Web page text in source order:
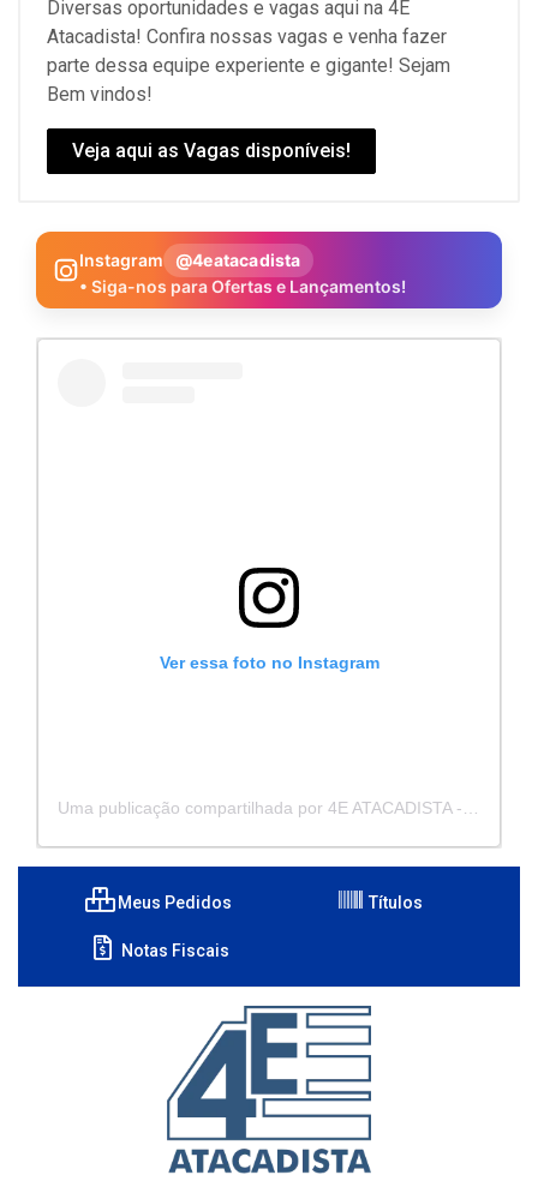
Diversas oportunidades e vagas aqui na 4E
Atacadista! Confira nossas vagas e venha fazer
parte dessa equipe experiente e gigante! Sejam
Bem vindos!
Veja aqui as Vagas disponíveis!
Instagram
@4eatacadista
• Siga-nos para Ofertas e Lançamentos!
Ver essa foto no Instagram
Meus Pedidos Títulos
Notas Fiscais